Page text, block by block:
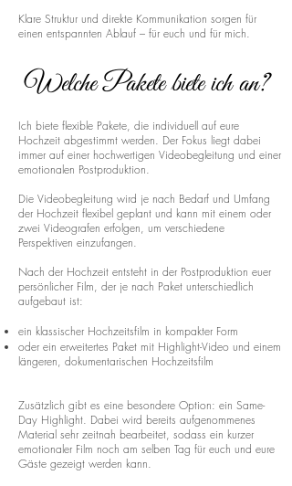
Klare Struktur und direkte Kommunikation sorgen für
einen entspannten Ablauf – für euch und für mich.
Welche Pakete biete ich an?
Ich biete flexible Pakete, die individuell auf eure
Hochzeit abgestimmt werden. Der Fokus liegt dabei
immer auf einer hochwertigen Videobegleitung und einer
emotionalen Postproduktion.
Die Videobegleitung wird je nach Bedarf und Umfang
der Hochzeit flexibel geplant und kann mit einem oder
zwei Videografen erfolgen, um verschiedene
Perspektiven einzufangen.
Nach der Hochzeit entsteht in der Postproduktion euer
persönlicher Film, der je nach Paket unterschiedlich
aufgebaut ist:
ein klassischer Hochzeitsfilm in kompakter Form
oder ein erweitertes Paket mit Highlight-Video und einem
längeren, dokumentarischen Hochzeitsfilm
Zusätzlich gibt es eine besondere Option: ein Same-
Day Highlight. Dabei wird bereits aufgenommenes
Material sehr zeitnah bearbeitet, sodass ein kurzer
emotionaler Film noch am selben Tag für euch und eure
Gäste gezeigt werden kann.